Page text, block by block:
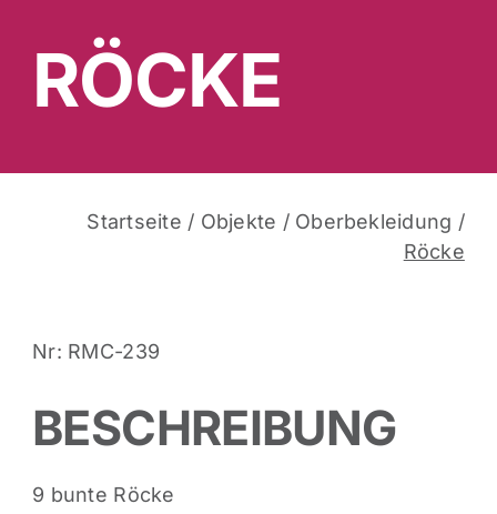
RÖCKE
Startseite / Objekte / Oberbekleidung /
Röcke
Nr: RMC-239
BESCHREIBUNG
9 bunte Röcke